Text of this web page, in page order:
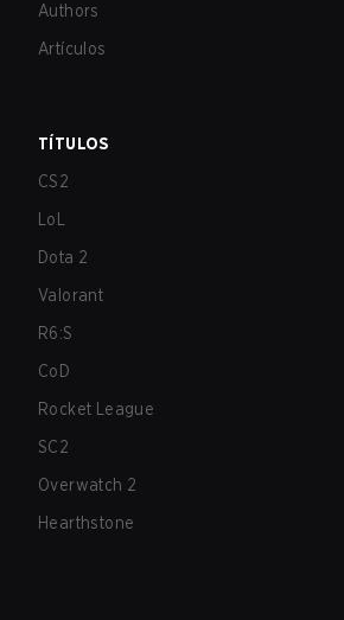
Authors
Artículos
TÍTULOS
CS2
LoL
Dota 2
Valorant
R6:S
CoD
Rocket League
SC2
Overwatch 2
Hearthstone